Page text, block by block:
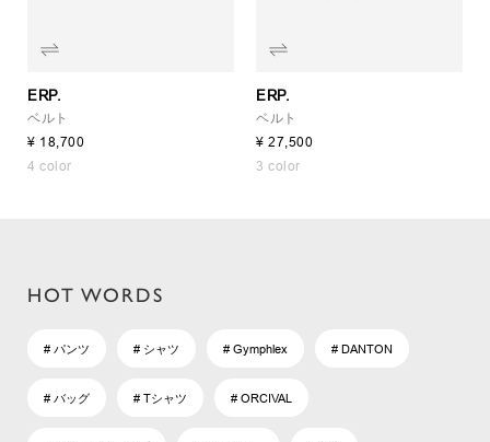
ERP.
ベルト
¥ 18,700
4 color
ERP.
ベルト
¥ 27,500
3 color
HOT WORDS
# パンツ # シャツ # Gymphlex # DANTON
# バッグ # Tシャツ # ORCIVAL